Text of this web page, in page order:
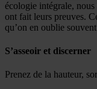
écologie intégrale,
ont fait leurs preuves.
qu’on en oublie
S’asseoir et discerner
Prenez de la hauteur,